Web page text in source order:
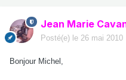
Jean Marie
Posté(e) le 26 mai 2010
Bonjour Michel,